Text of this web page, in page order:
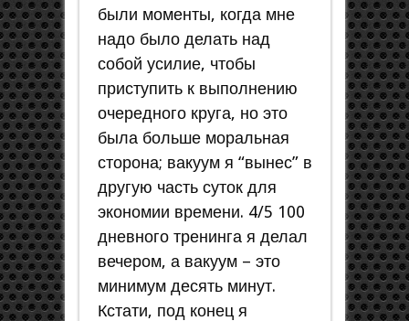
были моменты, когда мне
надо было делать над
собой усилие, чтобы
приступить к выполнению
очередного круга, но это
была больше моральная
сторона; вакуум я “вынес” в
другую часть суток для
экономии времени. 4/5 100
дневного тренинга я делал
вечером, а вакуум – это
минимум десять минут.
Кстати, под конец я